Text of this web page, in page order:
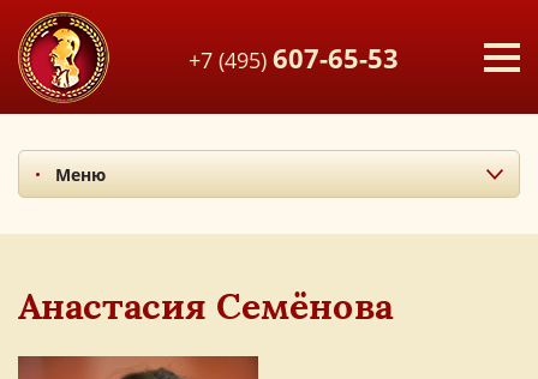
+7 (495) 607-65-53
Меню
Наши выпускники
Анастасия Семёнова